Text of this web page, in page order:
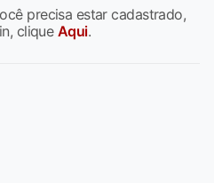
precisa estar cadastrado,
clique Aqui.